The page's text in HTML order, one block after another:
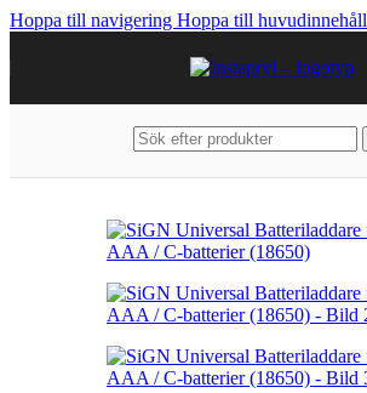
Hoppa till navigering Hoppa till huvudinnehåll